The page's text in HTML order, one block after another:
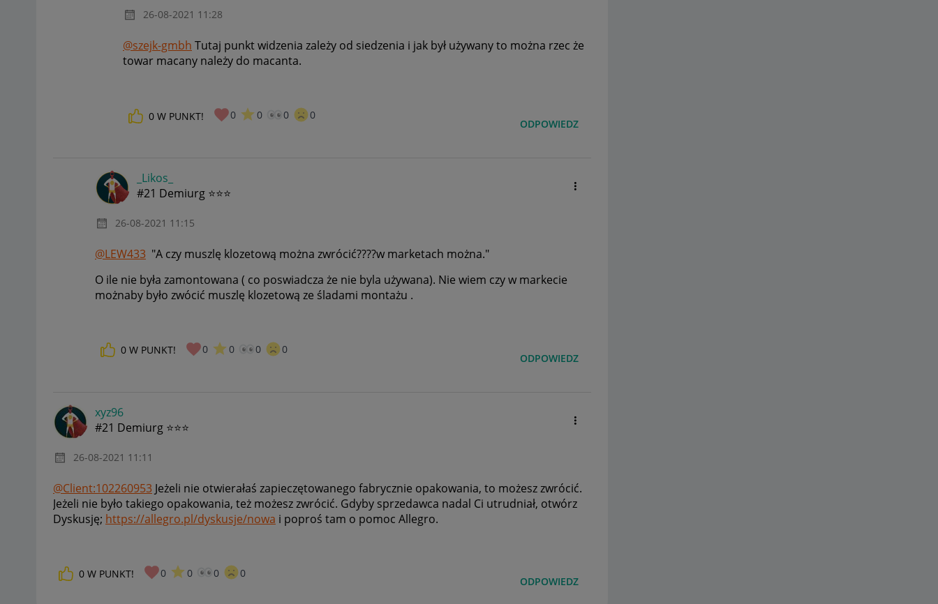
‎26-08-2021 11:28
@szejk-gmbh Tutaj punkt widzenia zależy od siedzenia i jak był używany to można rzec że
towar macany należy do macanta.
0 W PUNKT! 0 0 0 0
ODPOWIEDZ
_Likos_
#21 Demiurg ⭐⭐⭐
‎26-08-2021 11:15
@LEW433 "A czy muszlę klozetową można zwrócić????w marketach można."
O ile nie była zamontowana ( co poswiadcza że nie byla używana). Nie wiem czy w markecie
możnaby było zwócić muszlę klozetową ze śladami montażu .
0 W PUNKT! 0 0 0 0
ODPOWIEDZ
xyz96
#21 Demiurg ⭐⭐⭐
‎26-08-2021 11:11
@Client:102260953 Jeżeli nie otwierałaś zapieczętowanego fabrycznie opakowania, to możesz zwrócić.
Jeżeli nie było takiego opakowania, też możesz zwrócić. Gdyby sprzedawca nadal Ci utrudniał, otwórz
Dyskusję; https://allegro.pl/dyskusje/nowa i poproś tam o pomoc Allegro.
0 W PUNKT! 0 0 0 0
ODPOWIEDZ